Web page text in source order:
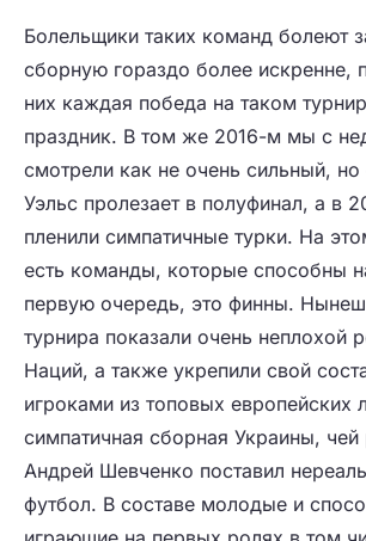
Болельщики таких команд болеют
сборную гораздо более искренне,
них каждая победа на таком
праздник. В том же 2016-м мы с
смотрели как не очень сильный, но
Уэльс пролезает в полуфинал, а в
пленили симпатичные турки. На
есть команды, которые способны
первую очередь, это финны.
турнира показали очень неплохой
Наций, а также укрепили свой
игроками из топовых европейских
симпатичная сборная Украины, чей
Андрей Шевченко поставил
футбол. В составе молодые и